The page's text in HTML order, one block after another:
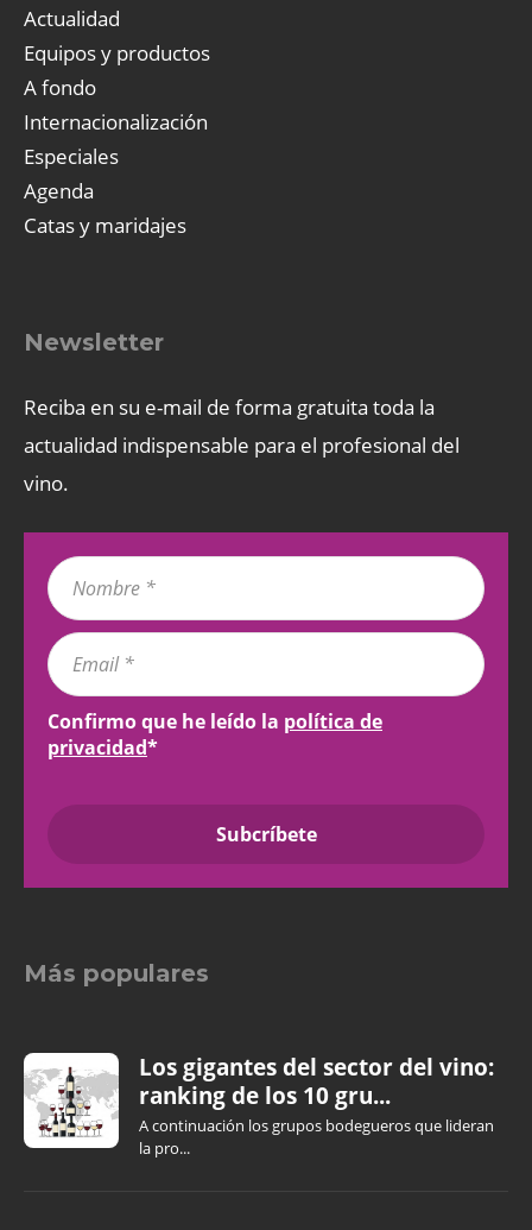
Actualidad
Equipos y productos
A fondo
Internacionalización
Especiales
Agenda
Catas y maridajes
Newsletter
Reciba en su e-mail de forma gratuita toda la
actualidad indispensable para el profesional del
vino.
Confirmo que he leído la política de
privacidad*
Más populares
Los gigantes del sector del vino:
ranking de los 10 gru...
A continuación los grupos bodegueros que lideran
la pro...